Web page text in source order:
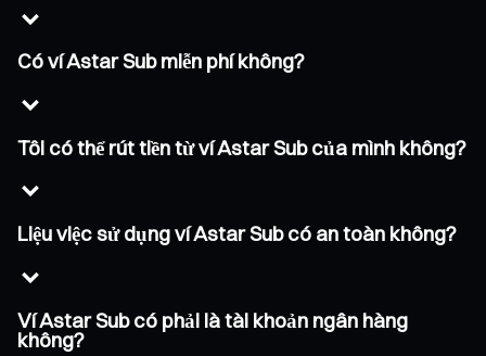
Có ví Astar Sub miễn phí không?
Tôi có thể rút tiền từ ví Astar Sub của mình không?
Liệu việc sử dụng ví Astar Sub có an toàn không?
Ví Astar Sub có phải là tài khoản ngân hàng
không?